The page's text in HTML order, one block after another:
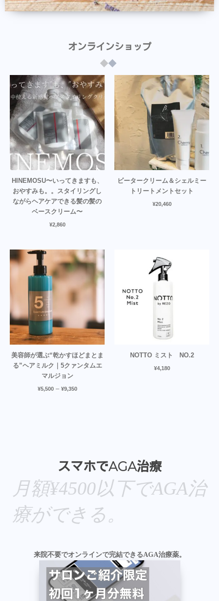
オンラインショップ
HINEMOSU〜いってきますも、
おやすみも。。スタイリングし
ながらヘアケアできる髪の髪の
ベースクリーム〜
¥2,860
ビータークリーム＆シェルミー
トリートメントセット
¥20,460
美容師が選ぶ“乾かすほどまとま
る”ヘアミルク｜5クァンタムエ
マルジョン
¥5,500 – ¥9,350
NOTTO ミスト NO.2
¥4,180
スマホでAGA治療
月額¥4500以下でAGA治
療ができる。
来院不要でオンラインで完結できるAGA治療薬。